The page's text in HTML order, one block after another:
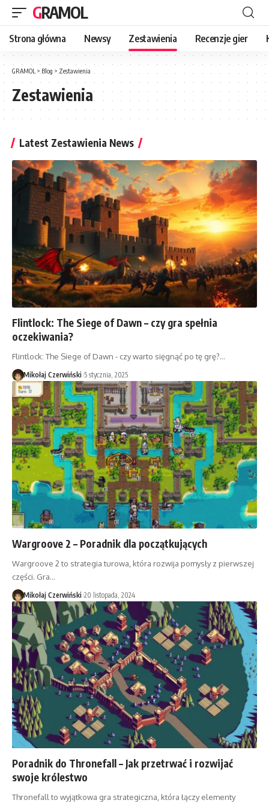
GRAMOL
Strona główna Newsy Zestawienia Recenzje gier
GRAMOL > Blog > Zestawienia
Zestawienia
Latest Zestawienia News
Flintlock: The Siege of Dawn – czy gra spełnia
oczekiwania?
Flintlock: The Siege of Dawn - czy warto sięgnąć po tę grę?…
Mikołaj Czerwiński 5 stycznia, 2025
Wargroove 2 – Poradnik dla początkujących
Wargroove 2 to strategia turowa, która rozwija pomysły z pierwszej
części. Gra…
Mikołaj Czerwiński 20 listopada, 2024
Poradnik do Thronefall – Jak przetrwać i rozwijać
swoje królestwo
Thronefall to wyjątkowa gra strategiczna, która łączy elementy